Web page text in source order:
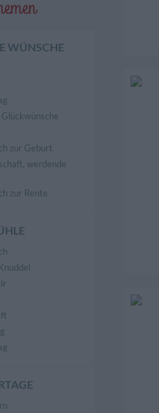
WÜNSCHE
zur Geburt
werdende
zur Rente